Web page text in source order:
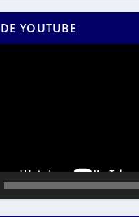
YOUTUBE